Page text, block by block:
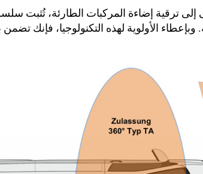
وبإعطاء الأولوية لهذه التكنولوجيا، فإنك